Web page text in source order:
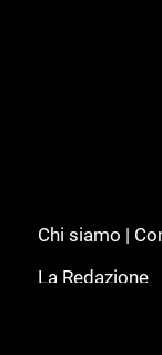
Chi siamo |
La Redazione